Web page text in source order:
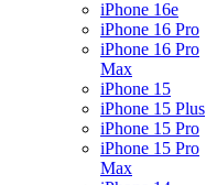
iPhone 16e
iPhone 16 Pro
iPhone 16 Pro
Max
iPhone 15
iPhone 15 Plus
iPhone 15 Pro
iPhone 15 Pro
Max